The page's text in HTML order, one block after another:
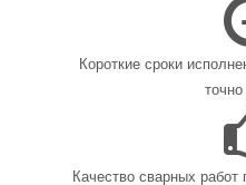
Короткие сроки
Качество сварных работ